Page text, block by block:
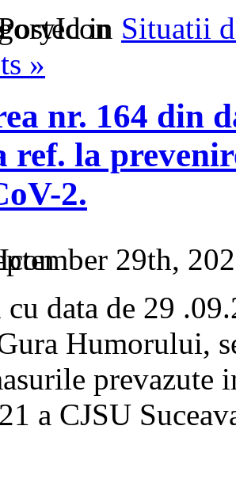
in Situatii
»
nr. 164 din
ref. la
2.
29th,
cu data de 29
Humorului,
prevazute
a CJSU